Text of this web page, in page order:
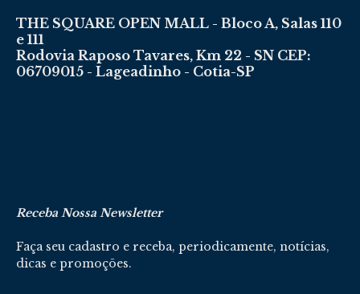
THE SQUARE OPEN MALL - Bloco A, Salas 110
e 111
Rodovia Raposo Tavares, Km 22 - SN CEP:
06709015 - Lageadinho - Cotia-SP
Receba Nossa Newsletter
Faça seu cadastro e receba, periodicamente, notícias,
dicas e promoções.